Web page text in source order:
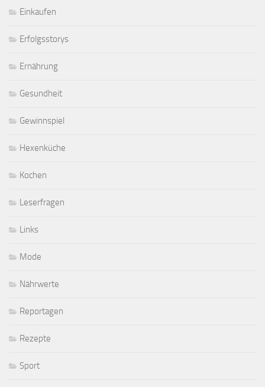
Einkaufen
Erfolgsstorys
Ernährung
Gesundheit
Gewinnspiel
Hexenküche
Kochen
Leserfragen
Links
Mode
Nährwerte
Reportagen
Rezepte
Sport